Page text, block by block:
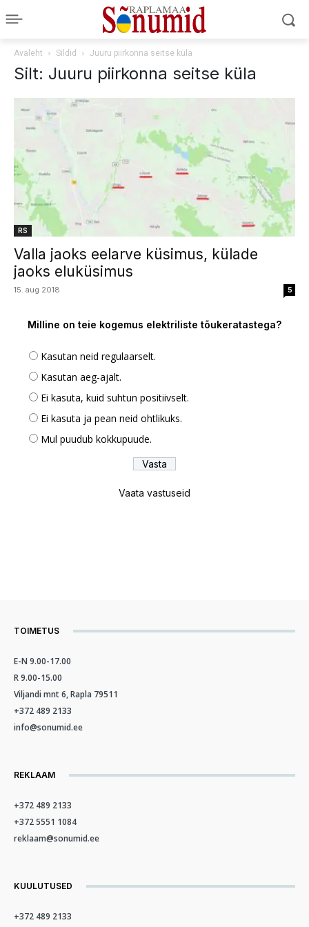
Avaleht Sildid Juuru piirkonna seitse küla
Silt: Juuru piirkonna seitse küla
RS
Valla jaoks eelarve küsimus, külade
jaoks eluküsimus
15. aug 2018 5
Milline on teie kogemus elektriliste tõukeratastega?
Kasutan neid regulaarselt.
Kasutan aeg-ajalt.
Ei kasuta, kuid suhtun positiivselt.
Ei kasuta ja pean neid ohtlikuks.
Mul puudub kokkupuude.
Vaata vastuseid
TOIMETUS
E-N 9.00-17.00
R 9.00-15.00
Viljandi mnt 6, Rapla 79511
+372 489 2133
info@sonumid.ee
REKLAAM
+372 489 2133
+372 5551 1084
reklaam@sonumid.ee
KUULUTUSED
+372 489 2133